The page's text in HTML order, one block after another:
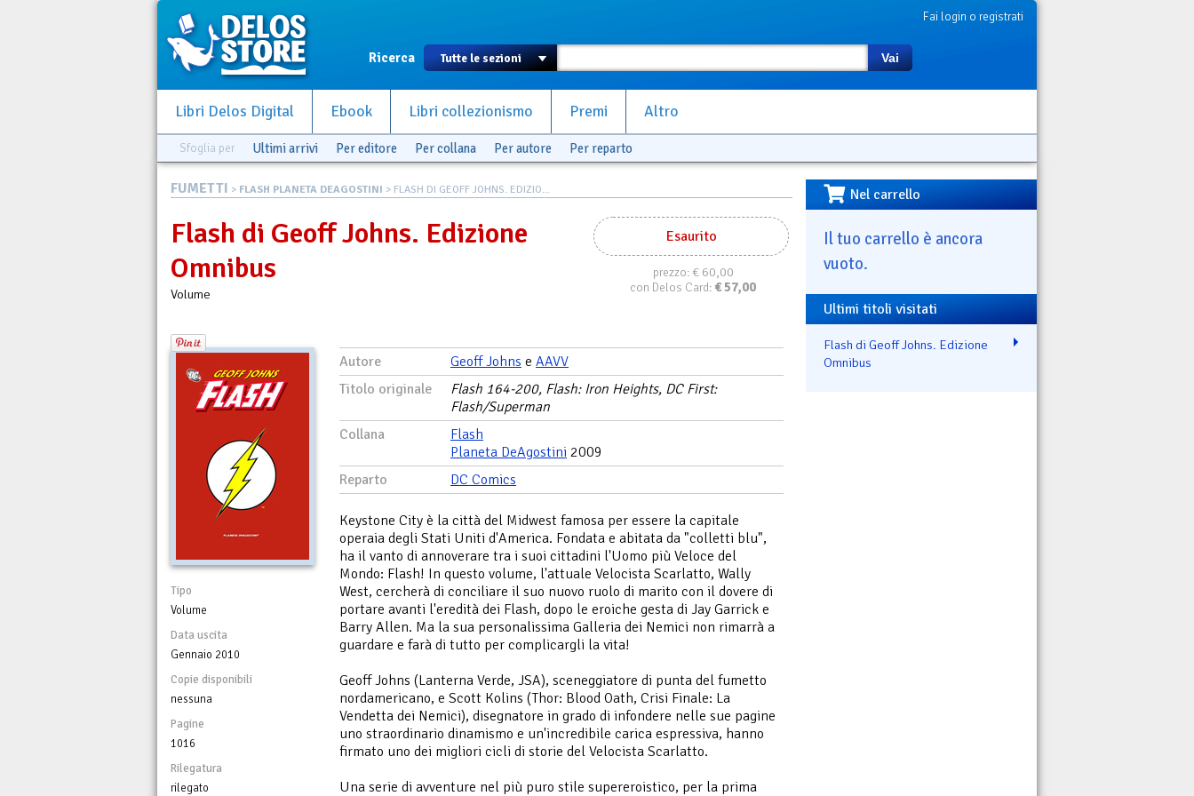
Fai login o registrati
Ricerca Vai
Libri Delos Digital Ebook Libri collezionismo Premi Altro
Sfoglia per Ultimi arrivi Per editore Per collana Per autore Per reparto
FUMETTI > FLASH PLANETA DEAGOSTINI > FLASH DI GEOFF JOHNS. EDIZIO...
Esaurito
prezzo:€ 60,00
con Delos Card: €57,00
Flash di Geoff Johns. Edizione
Omnibus
Volume
Tipo
Volume
Data uscita
Gennaio 2010
Copie disponibili
nessuna
Pagine
1016
Rilegatura
rilegato
Autore Geoff Johns e AAVV
Titolo originale
Flash 164-200, Flash: Iron Heights, DC First:
Flash/Superman
Collana
Flash
Planeta DeAgostini 2009
Reparto
DC Comics
Keystone City è la città del Midwest famosa per essere la capitale
operaia degli Stati Uniti d'America. Fondata e abitata da "colletti blu",
ha il vanto di annoverare tra i suoi cittadini l'Uomo più Veloce del
Mondo: Flash! In questo volume, l'attuale Velocista Scarlatto, Wally
West, cercherà di conciliare il suo nuovo ruolo di marito con il dovere di
portare avanti l'eredità dei Flash, dopo le eroiche gesta di Jay Garrick e
Barry Allen. Ma la sua personalissima Galleria dei Nemici non rimarrà a
guardare e farà di tutto per complicargli la vita!
Geoff Johns (Lanterna Verde, JSA), sceneggiatore di punta del fumetto
nordamericano, e Scott Kolins (Thor: Blood Oath, Crisi Finale: La
Vendetta dei Nemici), disegnatore in grado di infondere nelle sue pagine
uno straordinario dinamismo e un'incredibile carica espressiva, hanno
firmato uno dei migliori cicli di storie del Velocista Scarlatto.
Una serie di avventure nel più puro stile supereroistico, per la prima
Nel carrello
Il tuo carrello è ancora
vuoto.
Ultimi titoli visitati
Flash di Geoff Johns. Edizione
Omnibus